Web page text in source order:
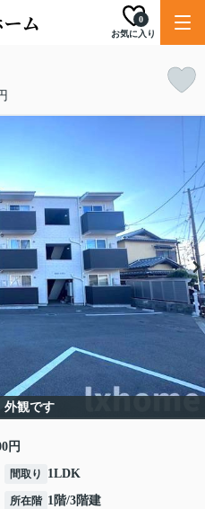
お気に入り
0
外観です
円
間取り 1LDK
所在階 1階/3階建